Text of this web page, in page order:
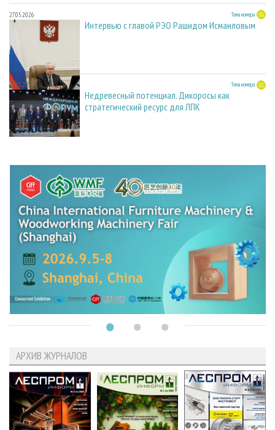
27.05.2026 Тема номера
Интервью с главой РЭО Рашидом Исмаиловым
27.05.2026 Тема номера
Недревесный потенциал. Дикоросы как
стратегический ресурс для ЛПК
АРХИВ ЖУРНАЛОВ